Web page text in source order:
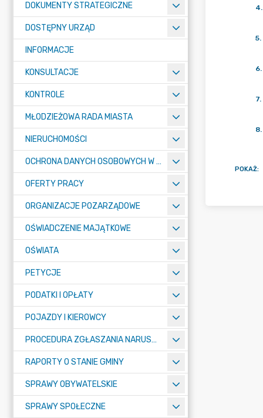
DOKUMENTY STRATEGICZNE
DOSTĘPNY URZĄD
INFORMACJE
KONSULTACJE
KONTROLE
MŁODZIEŻOWA RADA MIASTA
NIERUCHOMOŚCI
OCHRONA DANYCH OSOBOWYCH W URZĘDZIE MIASTA ŻORY - RODO
OFERTY PRACY
ORGANIZACJE POZARZĄDOWE
OŚWIADCZENIE MAJĄTKOWE
OŚWIATA
PETYCJE
PODATKI I OPŁATY
POJAZDY I KIEROWCY
PROCEDURA ZGŁASZANIA NARUSZEŃ PRAWA
RAPORTY O STANIE GMINY
SPRAWY OBYWATELSKIE
SPRAWY SPOŁECZNE
4.
5.
6.
7.
8.
POKAŻ: